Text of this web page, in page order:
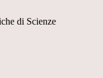
di Scienze